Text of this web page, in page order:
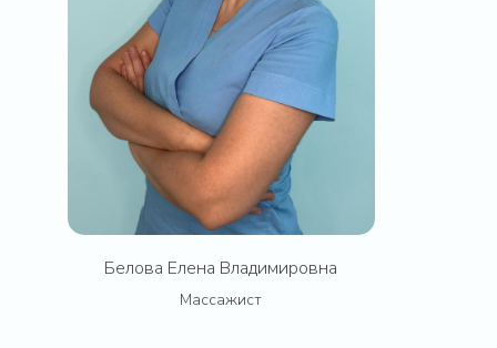
Белова Елена Владимировна
Массажист
Общество с ограниченной ответственностью «Высота»
ИНН: 7704538133 / ОГРН: 1047796894199
Пожилов Ярослав Валерьевич,
генеральный директор ООО «Высота»
pozhilov222@yandex.ru okeansmyslov@yandex.ru
121552, г. Москва, ул. Ярцевская, д.25А ТК Трамплин, 4 этаж
Сведения о медицинской организации